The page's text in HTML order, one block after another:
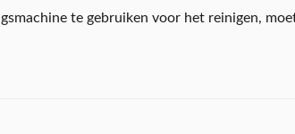
te gebruiken voor het reinigen,